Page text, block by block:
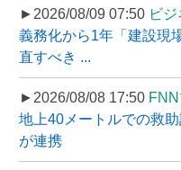
►2026/08/09 07:50 ビ
義務化から1年「建設現
直すべき ...
►2026/08/08 17:50
地上40メートルでの救
が連携